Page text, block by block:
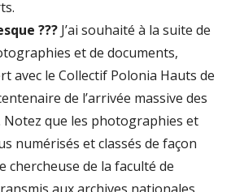
??? J’ai souhaité à la suite de
et de documents,
avec le Collectif Polonia Hauts de
de l’arrivée massive des
Notez que les photographies et
numérisés et classés de façon
chercheuse de la faculté de